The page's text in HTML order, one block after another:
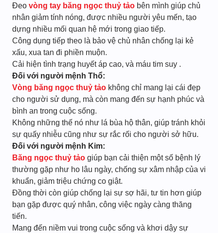
Đeo vòng tay băng ngọc thuỷ tảo bên mình giúp chủ
nhân giảm tính nóng, được nhiều người yêu mến, tạo
dựng nhiều mối quan hệ mới trong giao tiếp.
Công dụng tiếp theo là bảo vệ chủ nhân chống lại kẻ
xấu, xua tan đi phiền muộn.
Cải hiện tình trạng huyết áp cao, và máu tim suy .
Đối với người mệnh Thổ:
Vòng băng ngọc thuỷ tảo không chỉ mang lại cái đẹp
cho người sử dụng, mà còn mang đến sự hạnh phúc và
bình an trong cuộc sống.
Không những thế nó như lá bùa hộ thân, giúp tránh khỏi
sự quấy nhiễu cũng như sự rắc rối cho người sở hữu.
Đối với người mệnh Kim:
Băng ngọc thuỷ tảo giúp bạn cải thiện một số bệnh lý
thường gặp như ho lâu ngày, chống sự xâm nhập của vi
khuẩn, giảm triệu chứng co giật.
Đồng thời còn giúp chống lại sự sợ hãi, tư tin hơn giúp
bạn gặp được quý nhân, công việc ngày càng thăng
tiến.
Mang đến niềm vui trong cuộc sống và khơi dậy sự